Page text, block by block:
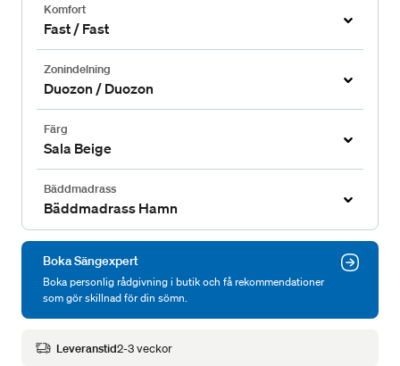
Komfort
Fast / Fast
Zonindelning
Duozon / Duozon
Färg
Sala Beige
Bäddmadrass
Bäddmadrass Hamn
Boka Sängexpert
Boka personlig rådgivning i butik och få rekommendationer
som gör skillnad för din sömn.
Leveranstid2-3 veckor